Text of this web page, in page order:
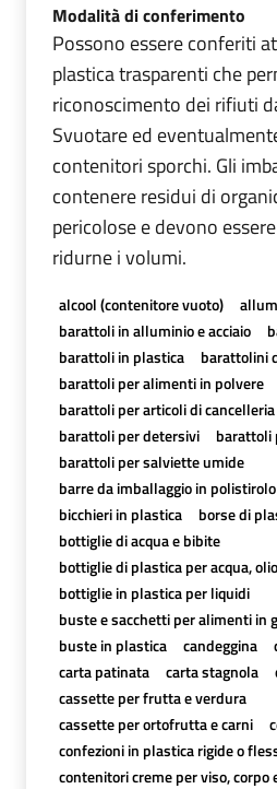
Modalità di conferimento
Possono essere conferiti
plastica trasparenti che
riconoscimento dei rifiuti
Svuotare ed
contenitori sporchi. Gli
contenere residui di
pericolose e devono
ridurne i volumi.
alcool (contenitore vuoto)
barattoli in alluminio e acciaio
barattoli in plastica
barattolini
barattoli per alimenti in polvere
barattoli per articoli di cancelleria
barattoli per detersivi
barattoli
barattoli per salviette umide
barre da imballaggio in
bicchieri in plastica
borse di
bottiglie di acqua e bibite
bottiglie di plastica per acqua,
bottiglie in plastica per liquidi
buste e sacchetti per alimenti in
buste in plastica
candeggina
carta patinata
carta stagnola
cassette per frutta e verdura
cassette per ortofrutta e carni
confezioni in plastica rigide o
contenitori creme per viso,